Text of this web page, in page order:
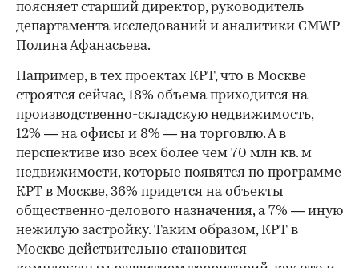
поясняет старший директор, руководитель
департамента исследований и аналитики CMWP
Полина Афанасьева.
Например, в тех проектах КРТ, что в Москве
строятся сейчас, 18% объема приходится на
производственно-складскую недвижимость,
12% — на офисы и 8% — на торговлю. А в
перспективе изо всех более чем 70 млн кв. м
недвижимости, которые появятся по программе
КРТ в Москве, 36% придется на объекты
общественно-делового назначения, а 7% — иную
нежилую застройку. Таким образом, КРТ в
Москве действительно становится